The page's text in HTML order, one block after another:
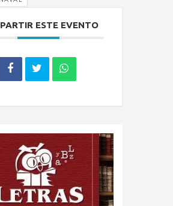
ESTE EVENTO